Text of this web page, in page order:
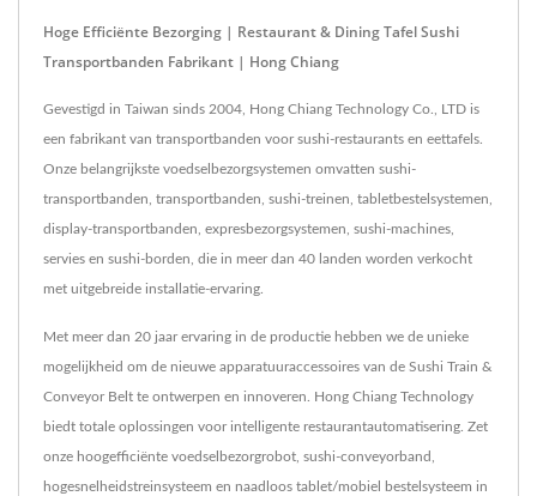
Hoge Efficiënte Bezorging | Restaurant & Dining Tafel Sushi
Transportbanden Fabrikant | Hong Chiang
Gevestigd in Taiwan sinds 2004, Hong Chiang Technology Co., LTD is
een fabrikant van transportbanden voor sushi-restaurants en eettafels.
Onze belangrijkste voedselbezorgsystemen omvatten sushi-
transportbanden, transportbanden, sushi-treinen, tabletbestelsystemen,
display-transportbanden, expresbezorgsystemen, sushi-machines,
servies en sushi-borden, die in meer dan 40 landen worden verkocht
met uitgebreide installatie-ervaring.
Met meer dan 20 jaar ervaring in de productie hebben we de unieke
mogelijkheid om de nieuwe apparatuuraccessoires van de Sushi Train &
Conveyor Belt te ontwerpen en innoveren. Hong Chiang Technology
biedt totale oplossingen voor intelligente restaurantautomatisering. Zet
onze hoogefficiënte voedselbezorgrobot, sushi-conveyorband,
hogesnelheidstreinsysteem en naadloos tablet/mobiel bestelsysteem in